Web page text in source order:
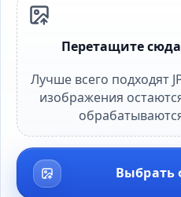
Перетащите сюда
Лучше всего подходят
изображения
Выбрать